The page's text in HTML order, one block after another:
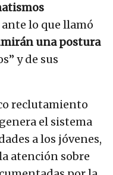
lo que llamó
una postura
y de sus
reclutamiento
el sistema
a los jóvenes,
atención sobre